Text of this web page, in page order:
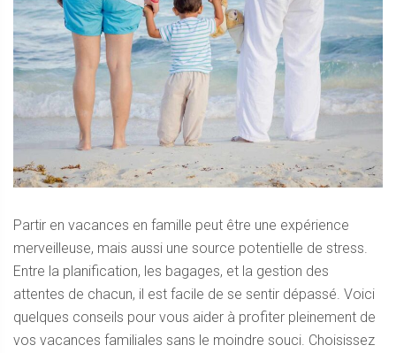
Partir en vacances en famille peut être une expérience
merveilleuse, mais aussi une source potentielle de stress.
Entre la planification, les bagages, et la gestion des
attentes de chacun, il est facile de se sentir dépassé. Voici
quelques conseils pour vous aider à profiter pleinement de
vos vacances familiales sans le moindre souci. Choisissez